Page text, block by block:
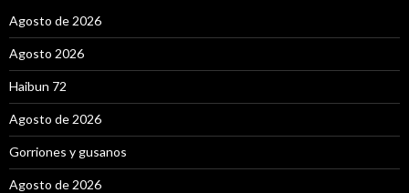
Agosto de 2026
Agosto 2026
Haibun 72
Agosto de 2026
Gorriones y gusanos
Agosto de 2026